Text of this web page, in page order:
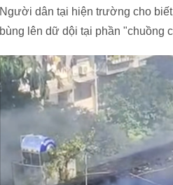
Người dân tại hiện trường cho
bùng lên dữ dội tại phần "chuồng